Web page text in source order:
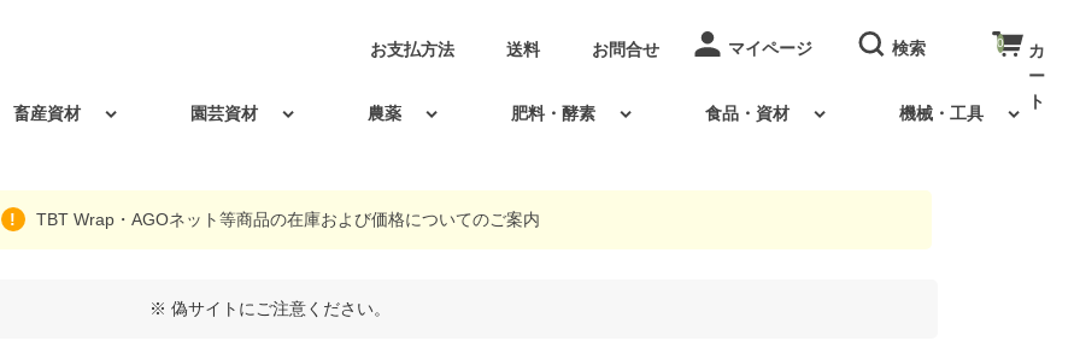
畜産資材 園芸資材 農薬 肥料・酵素 食品・資材 機械・工具
お支払方法 送料 お問合せ 0
TBT Wrap・AGOネット等商品の在庫および価格についてのご案内
※ 偽サイトにご注意ください。